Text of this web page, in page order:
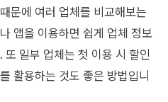
문에 여러 업체를 비교해보는
앱을 이용하면 쉽게 업체 정보
일부 업체는 첫 이용 시 할인
활용하는 것도 좋은 방법입니